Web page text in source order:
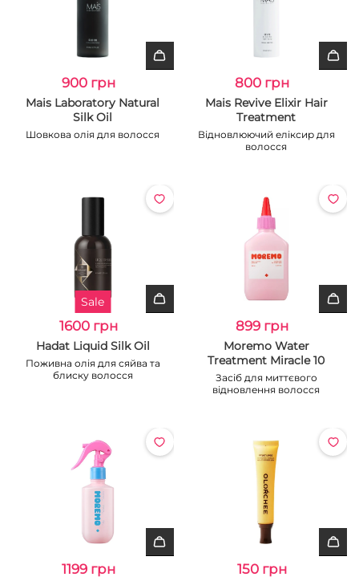
900 грн
Mais Laboratory Natural
Silk Oil
Шовкова олія для волосся
800 грн
Mais Revive Elixir Hair
Treatment
Відновлюючий еліксир для
волосся
Sale
1600 грн
Hadat Liquid Silk Oil
Поживна олія для сяйва та
блиску волосся
899 грн
Moremo Water
Treatment Miracle 10
Засіб для миттєвого
відновлення волосся
1199 грн 150 грн